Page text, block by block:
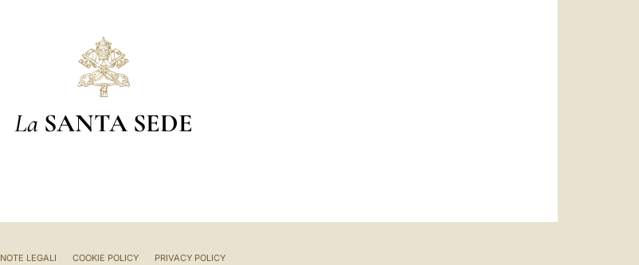
La SANTA SEDE
NOTE LEGALI COOKIE POLICY PRIVACY POLICY